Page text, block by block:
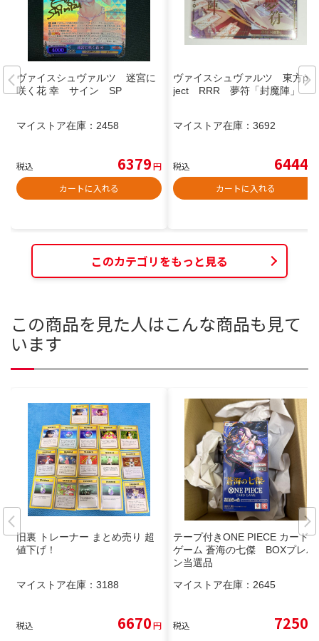
ヴァイスシュヴァルツ 迷宮に
咲く花 幸 サイン SP
マイストア在庫： 2458
税込 6379円
カートに入れる
ヴァイスシュヴァルツ 東方pro
ject RRR 夢符「封魔陣」
マイストア在庫： 3692
税込 6444
カートに入れる
このカテゴリをもっと見る
この商品を見た人はこんな商品も見て
います
旧裏 トレーナー まとめ売り 超
値下げ！
マイストア在庫： 3188
税込 6670円
テープ付きONE PIECE カード
ゲーム 蒼海の七傑 BOXプレバ
ン当選品
マイストア在庫： 2645
税込 7250